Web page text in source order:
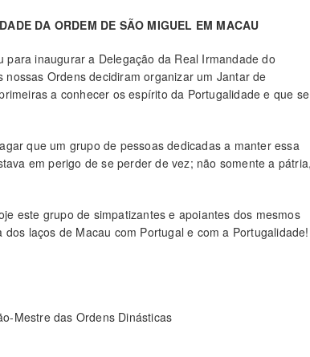
DA ORDEM DE SÃO MIGUEL EM MACAU
inaugurar a Delegação da Real Irmandade do
Ordens decidiram organizar um Jantar de
a conhecer os espírito da Portugalidade e que se
que um grupo de pessoas dedicadas a manter essa
em perigo de se perder de vez; não somente a
este grupo de simpatizantes e apoiantes dos mesmos
laços de Macau com Portugal e com a Portugalidade!
Mestre das Ordens Dinásticas